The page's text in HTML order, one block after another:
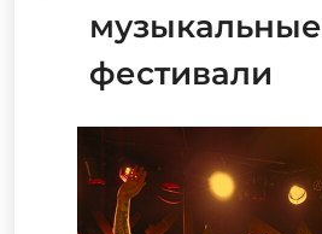
музыкальные
фестивали